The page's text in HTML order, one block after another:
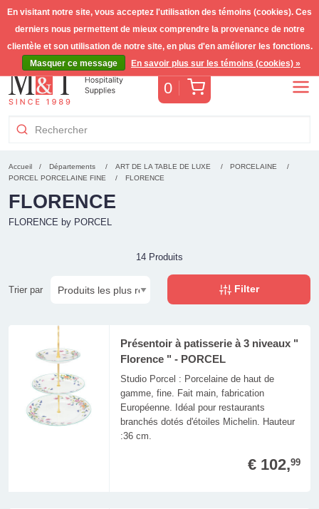
0 Panier
Accueil Départements ART DE LA TABLE DE LUXE
PORCELAINE
PORCEL PORCELAINE FINE
FLORENCE
FLORENCE
FLORENCE by PORCEL
14 Produits
Trier par Filter
Présentoir à patisserie à 3 niveaux "
Florence " - PORCEL
Studio Porcel : Porcelaine de haut de
gamme, fine. Fait main, fabrication
Européenne. Idéal pour restaurants
branchés dotés d'étoiles Michelin. Hauteur
:36 cm.
€ 102,99
En visitant notre site, vous acceptez l'utilisation des témoins (cookies). Ces
derniers nous permettent de mieux comprendre la provenance de notre
clientèle et son utilisation de notre site, en plus d'en améliorer les fonctions.
Masquer ce message
En savoir plus sur les témoins (cookies) »